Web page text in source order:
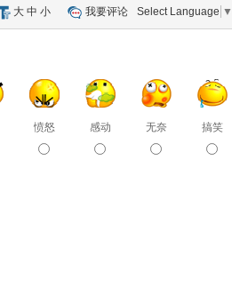
大 中 小 我要评论 Select Language ▼
愤怒 感动 无奈 搞笑